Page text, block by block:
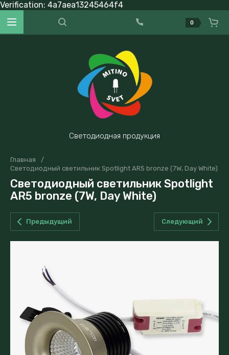
Verification: 4a7aea13245464f4
Светодиодная продукция
0
Главная
/
Светодиодный светильник Spotlight AR5 bronze (7W, Day White)
Светодиодный светильник Spotlight
AR5 bronze (7W, Day White)
Предыдущий Следующий